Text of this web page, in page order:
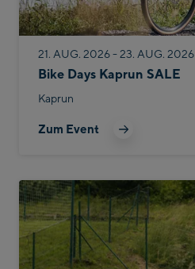
21. AUG. 2026 - 23. AUG. 2026
Bike Days Kaprun SALE
Kaprun
Zum Event